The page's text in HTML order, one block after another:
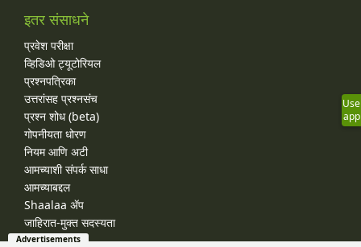
इतर संसाधने
प्रवेश परीक्षा
व्हिडिओ ट्यूटोरियल
प्रश्नपत्रिका
उत्तरांसह प्रश्नसंच
प्रश्न शोध (beta)
गोपनीयता धोरण
नियम आणि अटी
आमच्याशी संपर्क साधा
आमच्याबद्दल
Shaalaa ॲप
जाहिरात-मुक्त सदस्यता
Use
app
Advertisements